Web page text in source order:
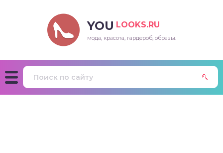
YOU LOOKS.RU
мода, красота, гардероб, образы.